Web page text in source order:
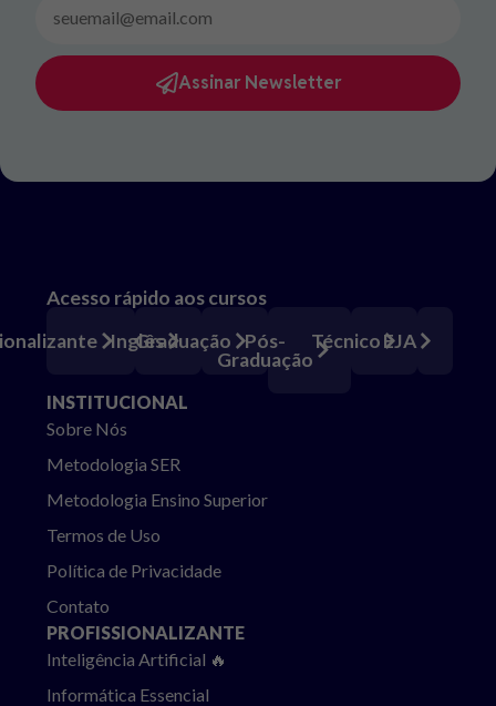
Assinar Newsletter
Acesso rápido aos cursos
Inglês
Graduação
Pós-
Graduação
TécnicoEJA
INSTITUCIONAL
Sobre Nós
Metodologia SER
Metodologia Ensino Superior
Termos de Uso
Política de Privacidade
Contato
PROFISSIONALIZANTE
Inteligência Artificial 🔥
Informática Essencial